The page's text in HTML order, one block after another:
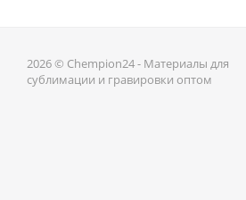
2026 © Chempion24 - Материалы для
сублимации и гравировки оптом